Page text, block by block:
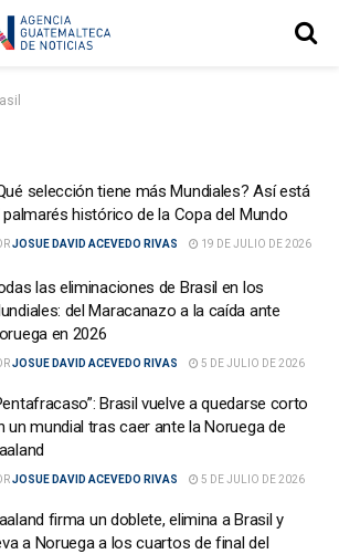
selección tiene más Mundiales? Así está
palmarés histórico de la Copa del Mundo
JOSUE DAVID ACEVEDO RIVAS 19 DE JULIO DE 2026
las eliminaciones de Brasil en los
del Maracanazo a la caída ante
en 2026
JOSUE DAVID ACEVEDO RIVAS 5 DE JULIO DE 2026
Brasil vuelve a quedarse corto
un mundial tras caer ante la Noruega de
JOSUE DAVID ACEVEDO RIVAS 5 DE JULIO DE 2026
firma un doblete, elimina a Brasil y
a Noruega a los cuartos de final del